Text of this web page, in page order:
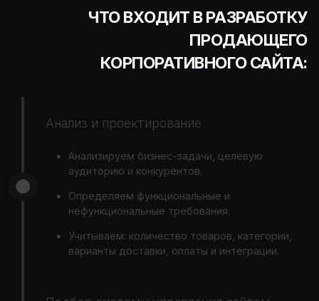
ЧТО ВХОДИТ В РАЗРАБОТКУ
ПРОДАЮЩЕГО
КОРПОРАТИВНОГО САЙТА:
Анализ и проектирование
Анализируем бизнес-задачи, целевую
аудиторию и конкурентов.
Определяем функциональные и
нефункциональные требования.
Учитываем: количество товаров, категории,
варианты доставки, оплаты и интеграции.